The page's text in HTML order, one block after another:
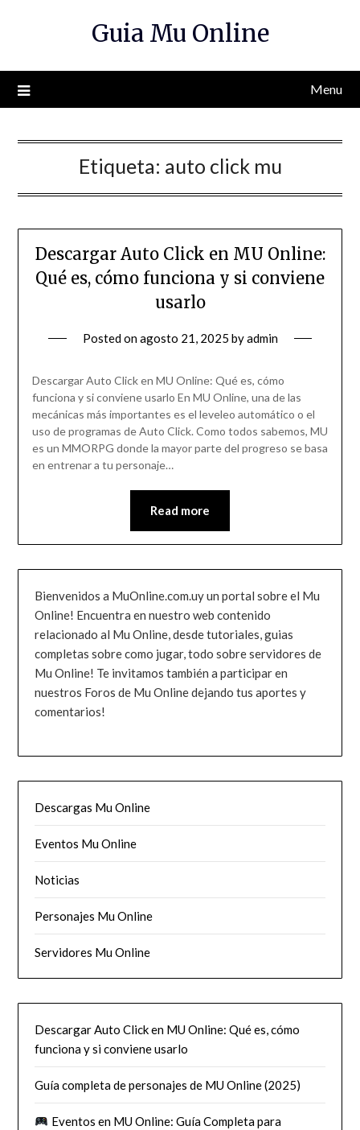
Guia Mu Online
Menu
Etiqueta: auto click mu
Descargar Auto Click en MU Online:
Qué es, cómo funciona y si conviene
usarlo
Posted onagosto 21, 2025 byadmin
Descargar Auto Click en MU Online: Qué es, cómo
funciona y si conviene usarlo En MU Online, una de las
mecánicas más importantes es el leveleo automático o el
uso de programas de Auto Click. Como todos sabemos, MU
es un MMORPG donde la mayor parte del progreso se basa
en entrenar a tu personaje…
Read more
Bienvenidos a MuOnline.com.uy un portal sobre el Mu
Online! Encuentra en nuestro web contenido
relacionado al Mu Online, desde tutoriales, guias
completas sobre como jugar, todo sobre servidores de
Mu Online! Te invitamos también a participar en
nuestros Foros de Mu Online dejando tus aportes y
comentarios!
Descargas Mu Online
Eventos Mu Online
Noticias
Personajes Mu Online
Servidores Mu Online
Descargar Auto Click en MU Online: Qué es, cómo
funciona y si conviene usarlo
Guía completa de personajes de MU Online (2025)
Eventos en MU Online: Guía Completa para